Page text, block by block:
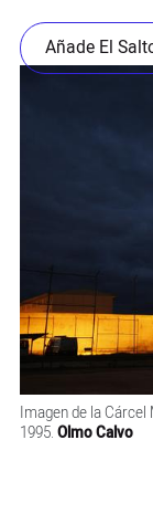
Añade El
Imagen de la
1995. Olmo Calvo